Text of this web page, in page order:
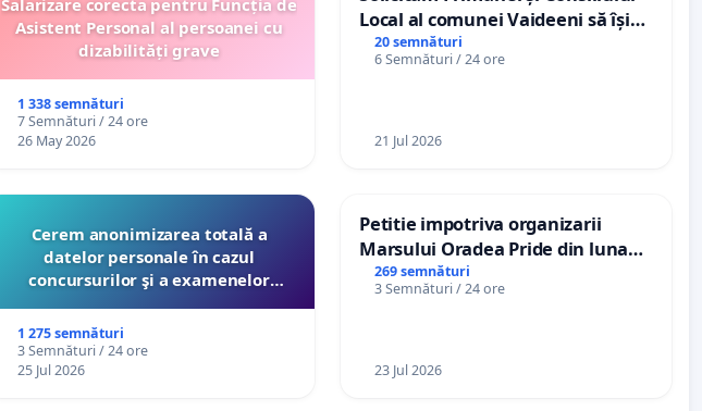
Salarizare corecta pentru Funcția de
Asistent Personal al persoanei cu
dizabilități grave
1 338 semnături
7 Semnături / 24 ore
26 May 2026
Local al comunei Vaideeni să își
exercite efectiv atribuțiile legale
și să reprezinte interesele
20 semnături
6 Semnături / 24 ore
21 Jul 2026
Cerem anonimizarea totală a
datelor personale în cazul
concursurilor şi a examenelor
către Ministerul Educaţiei
1 275 semnături
3 Semnături / 24 ore
25 Jul 2026
Petitie impotriva organizarii
Marsului Oradea Pride din luna
Iulie 2026
269 semnături
3 Semnături / 24 ore
23 Jul 2026